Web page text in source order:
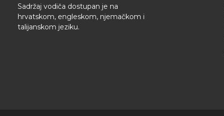
Sadržaj vodiča dostupan je na
hrvatskom, engleskom, njemačkom i
talijanskom jeziku.